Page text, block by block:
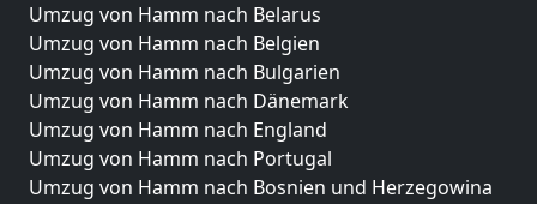
Umzug von Hamm nach Belarus
Umzug von Hamm nach Belgien
Umzug von Hamm nach Bulgarien
Umzug von Hamm nach Dänemark
Umzug von Hamm nach England
Umzug von Hamm nach Portugal
Umzug von Hamm nach Bosnien und Herzegowina